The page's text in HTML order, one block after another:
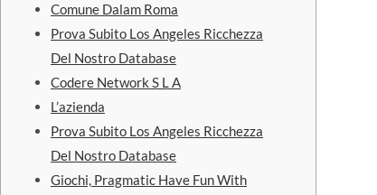
Comune Dalam Roma
Prova Subito Los Angeles Ricchezza
Del Nostro Database
Codere Network S L A
L’azienda
Prova Subito Los Angeles Ricchezza
Del Nostro Database
Giochi, Pragmatic Have Fun With